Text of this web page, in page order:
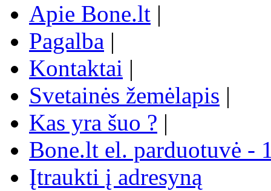
Apie Bone.lt |
Pagalba |
Kontaktai |
Svetainės žemėlapis |
Kas yra šuo ? |
Bone.lt el. parduotuvė -
Įtraukti į adresyną